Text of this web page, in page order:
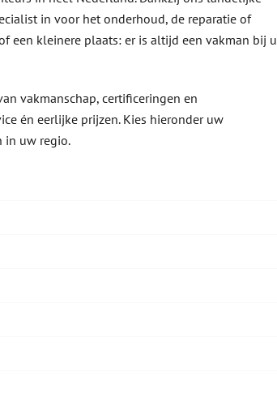
in voor het onderhoud, de reparatie of
een kleinere plaats: er is altijd een vakman bij u
vakmanschap, certificeringen en
én eerlijke prijzen. Kies hieronder uw
in uw regio.